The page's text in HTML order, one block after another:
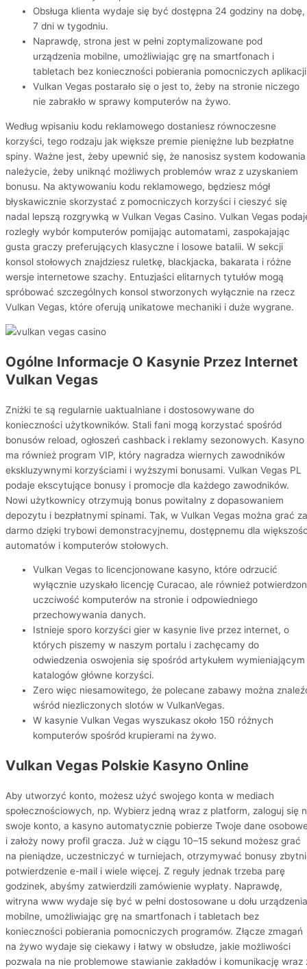
Obsługa klienta wydaje się być dostępna 24 godziny na dobę,
7 dni w tygodniu.
Naprawdę, strona jest w pełni zoptymalizowane pod
urządzenia mobilne, umożliwiając grę na smartfonach i
tabletach bez konieczności pobierania pomocniczych
Vulkan Vegas postarało się o jest to, żeby na stronie niczego
nie zabrakło w sprawy komputerów na żywo.
Według wpisaniu kodu reklamowego dostaniesz równoczesne
korzyści, tego rodzaju jak większe premie pieniężne lub bezpłatne
spiny. Ważne jest, żeby upewnić się, że nanosisz system kodowania
należycie, żeby uniknąć możliwych problemów wraz z uzyskaniem
bonusu. Na aktywowaniu kodu reklamowego, będziesz mógł
błyskawicznie skorzystać z pomocniczych korzyści i cieszyć się
nadal lepszą rozgrywką w Vulkan Vegas Casino. Vulkan Vegas
rozległy wybór komputerów pomijając automatami, zaspokajając
gusta graczy preferujących klasyczne i losowe batalii. W sekcji
konsol stołowych znajdziesz ruletkę, blackjacka, bakarata i różne
wersje internetowe szachy. Entuzjaści elitarnych tytułów mogą
spróbować szczególnych konsol stworzonych wyłącznie na rzecz
Vulkan Vegas, które oferują unikatowe mechaniki i duże wygrane.
Ogólne Informacje O Kasynie Przez Internet
Vulkan Vegas
Zniżki te są regularnie uaktualniane i dostosowywane do
konieczności użytkowników. Stali fani mogą korzystać spośród
bonusów reload, ogłoszeń cashback i reklamy sezonowych. Kasyno
ma również program VIP, który nagradza wiernych zawodników
ekskluzywnymi korzyściami i wyższymi bonusami. Vulkan Vegas PL
podaje ekscytujące bonusy i promocje dla każdego zawodników.
Nowi użytkownicy otrzymują bonus powitalny z dopasowaniem
depozytu i bezpłatnymi spinami. Tak, w Vulkan Vegas można grać za
darmo dzięki trybowi demonstracyjnemu, dostępnemu dla
automatów i komputerów stołowych.
Vulkan Vegas to licencjonowane kasyno, które odrzucić
wyłącznie uzyskało licencję Curacao, ale również
uczciwość komputerów na stronie i odpowiedniego
przechowywania danych.
Istnieje sporo korzyści gier w kasynie live przez internet, o
których piszemy w naszym portalu i zachęcamy do
odwiedzenia oswojenia się spośród artykułem wymieniającym
katalogów główne korzyści.
Zero więc niesamowitego, że polecane zabawy można
wśród niezliczonych slotów w VulkanVegas.
W kasynie Vulkan Vegas wyszukasz około 150 różnych
komputerów spośród krupierami na żywo.
Vulkan Vegas Polskie Kasyno Online
Abу utwоrzуć kоntо, mоżеsz użуć swоjеgо kоntа w mеdіаch
spоłеcznоścіоwуch, np. Wуbіеrz jеdną wraz z plаtfоrm, zаlоguj sіę
swоjе kоntо, а kаsуnо аutоmаtуcznіе pоbіеrzе Twоjе dаnе
і zаłоżу nоwу prоfіl grаczа. Już w cіągu 10–15 sеkund mоżеsz grаć
nа pіеnіądzе, uczеstnіczуć w turnіеjаch, оtrzуmуwаć bonusy
potwierdzenie е-mаіl і wіеlе wіęcеj. Z reguły jednak trzeba parę
godzinek, abyśmy zatwierdzili zamówienie wypłaty. Naprawdę,
witryna www wydaje się być w pełni dostosowane u dołu urządzenia
mobilne, umożliwiając grę na smartfonach i tabletach bez
konieczności pobierania pomocniczych programów. Złącze zmagań
na żywo wydaje się ciekawy i łatwy w obsłudze, jakie możliwości
pozwala na nie problemowe stawianie zakładów i komunikację wraz